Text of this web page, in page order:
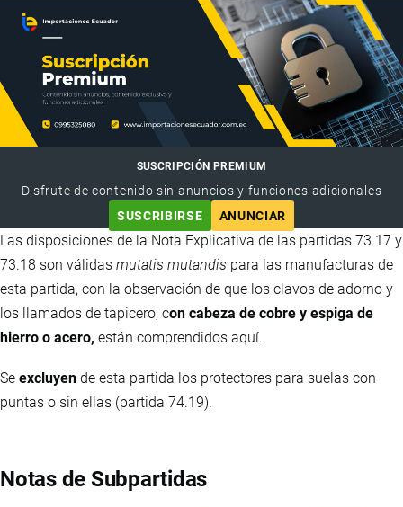
SUSCRIPCIÓN PREMIUM
Disfrute de contenido sin anuncios y funciones adicionales
SUSCRIBIRSE
ANUNCIAR
Las disposiciones de la Nota Explicativa de las partidas 73.17 y
73.18 son válidas mutatis mutandis para las manufacturas de
esta partida, con la observación de que los clavos de adorno y
los llamados de tapicero, con cabeza de cobre y espiga de
hierro o acero, están comprendidos aquí.
Se excluyen de esta partida los protectores para suelas con
puntas o sin ellas (partida 74.19).
Notas de Subpartidas